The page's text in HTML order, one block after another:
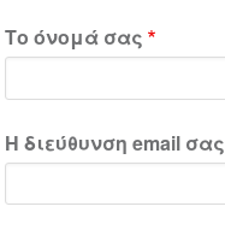
Το όνομά σας
Η διεύθυνση email σας